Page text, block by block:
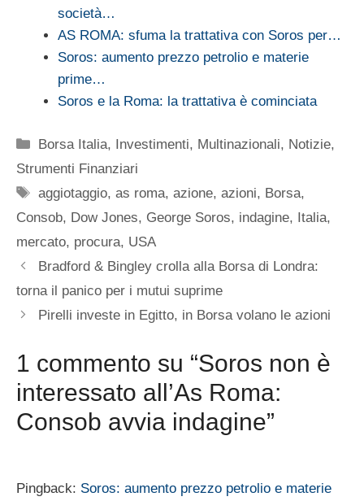
società…
AS ROMA: sfuma la trattativa con Soros per…
Soros: aumento prezzo petrolio e materie
prime…
Soros e la Roma: la trattativa è cominciata
Categorie
Borsa Italia, Investimenti, Multinazionali, Notizie,
Strumenti Finanziari
Tag
aggiotaggio,as roma,azione,azioni, Borsa,
Consob, Dow Jones, George Soros, indagine, Italia,
mercato, procura, USA
Bradford & Bingley crolla alla Borsa di Londra:
torna il panico per i mutui suprime
Pirelli investe in Egitto, in Borsa volano le azioni
1 commento su “Soros non è
interessato all’As Roma:
Consob avvia indagine”
Pingback: Soros: aumento prezzo petrolio e materie